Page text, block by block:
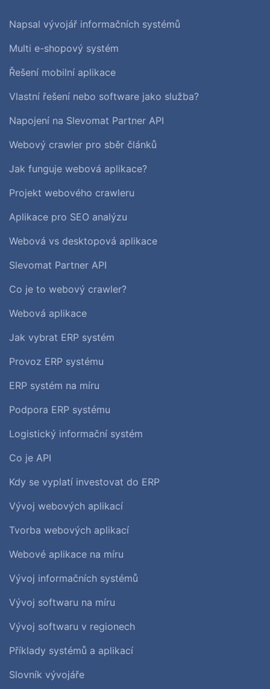
Napsal vývojář informačních systémů
Multi e-shopový systém
Řešení mobilní aplikace
Vlastní řešení nebo software jako služba?
Napojení na Slevomat Partner API
Webový crawler pro sběr článků
Jak funguje webová aplikace?
Projekt webového crawleru
Aplikace pro SEO analýzu
Webová vs desktopová aplikace
Slevomat Partner API
Co je to webový crawler?
Webová aplikace
Jak vybrat ERP systém
Provoz ERP systému
ERP systém na míru
Podpora ERP systému
Logistický informační systém
Co je API
Kdy se vyplatí investovat do ERP
Vývoj webových aplikací
Tvorba webových aplikací
Webové aplikace na míru
Vývoj informačních systémů
Vývoj softwaru na míru
Vývoj softwaru v regionech
Příklady systémů a aplikací
Slovník vývojáře